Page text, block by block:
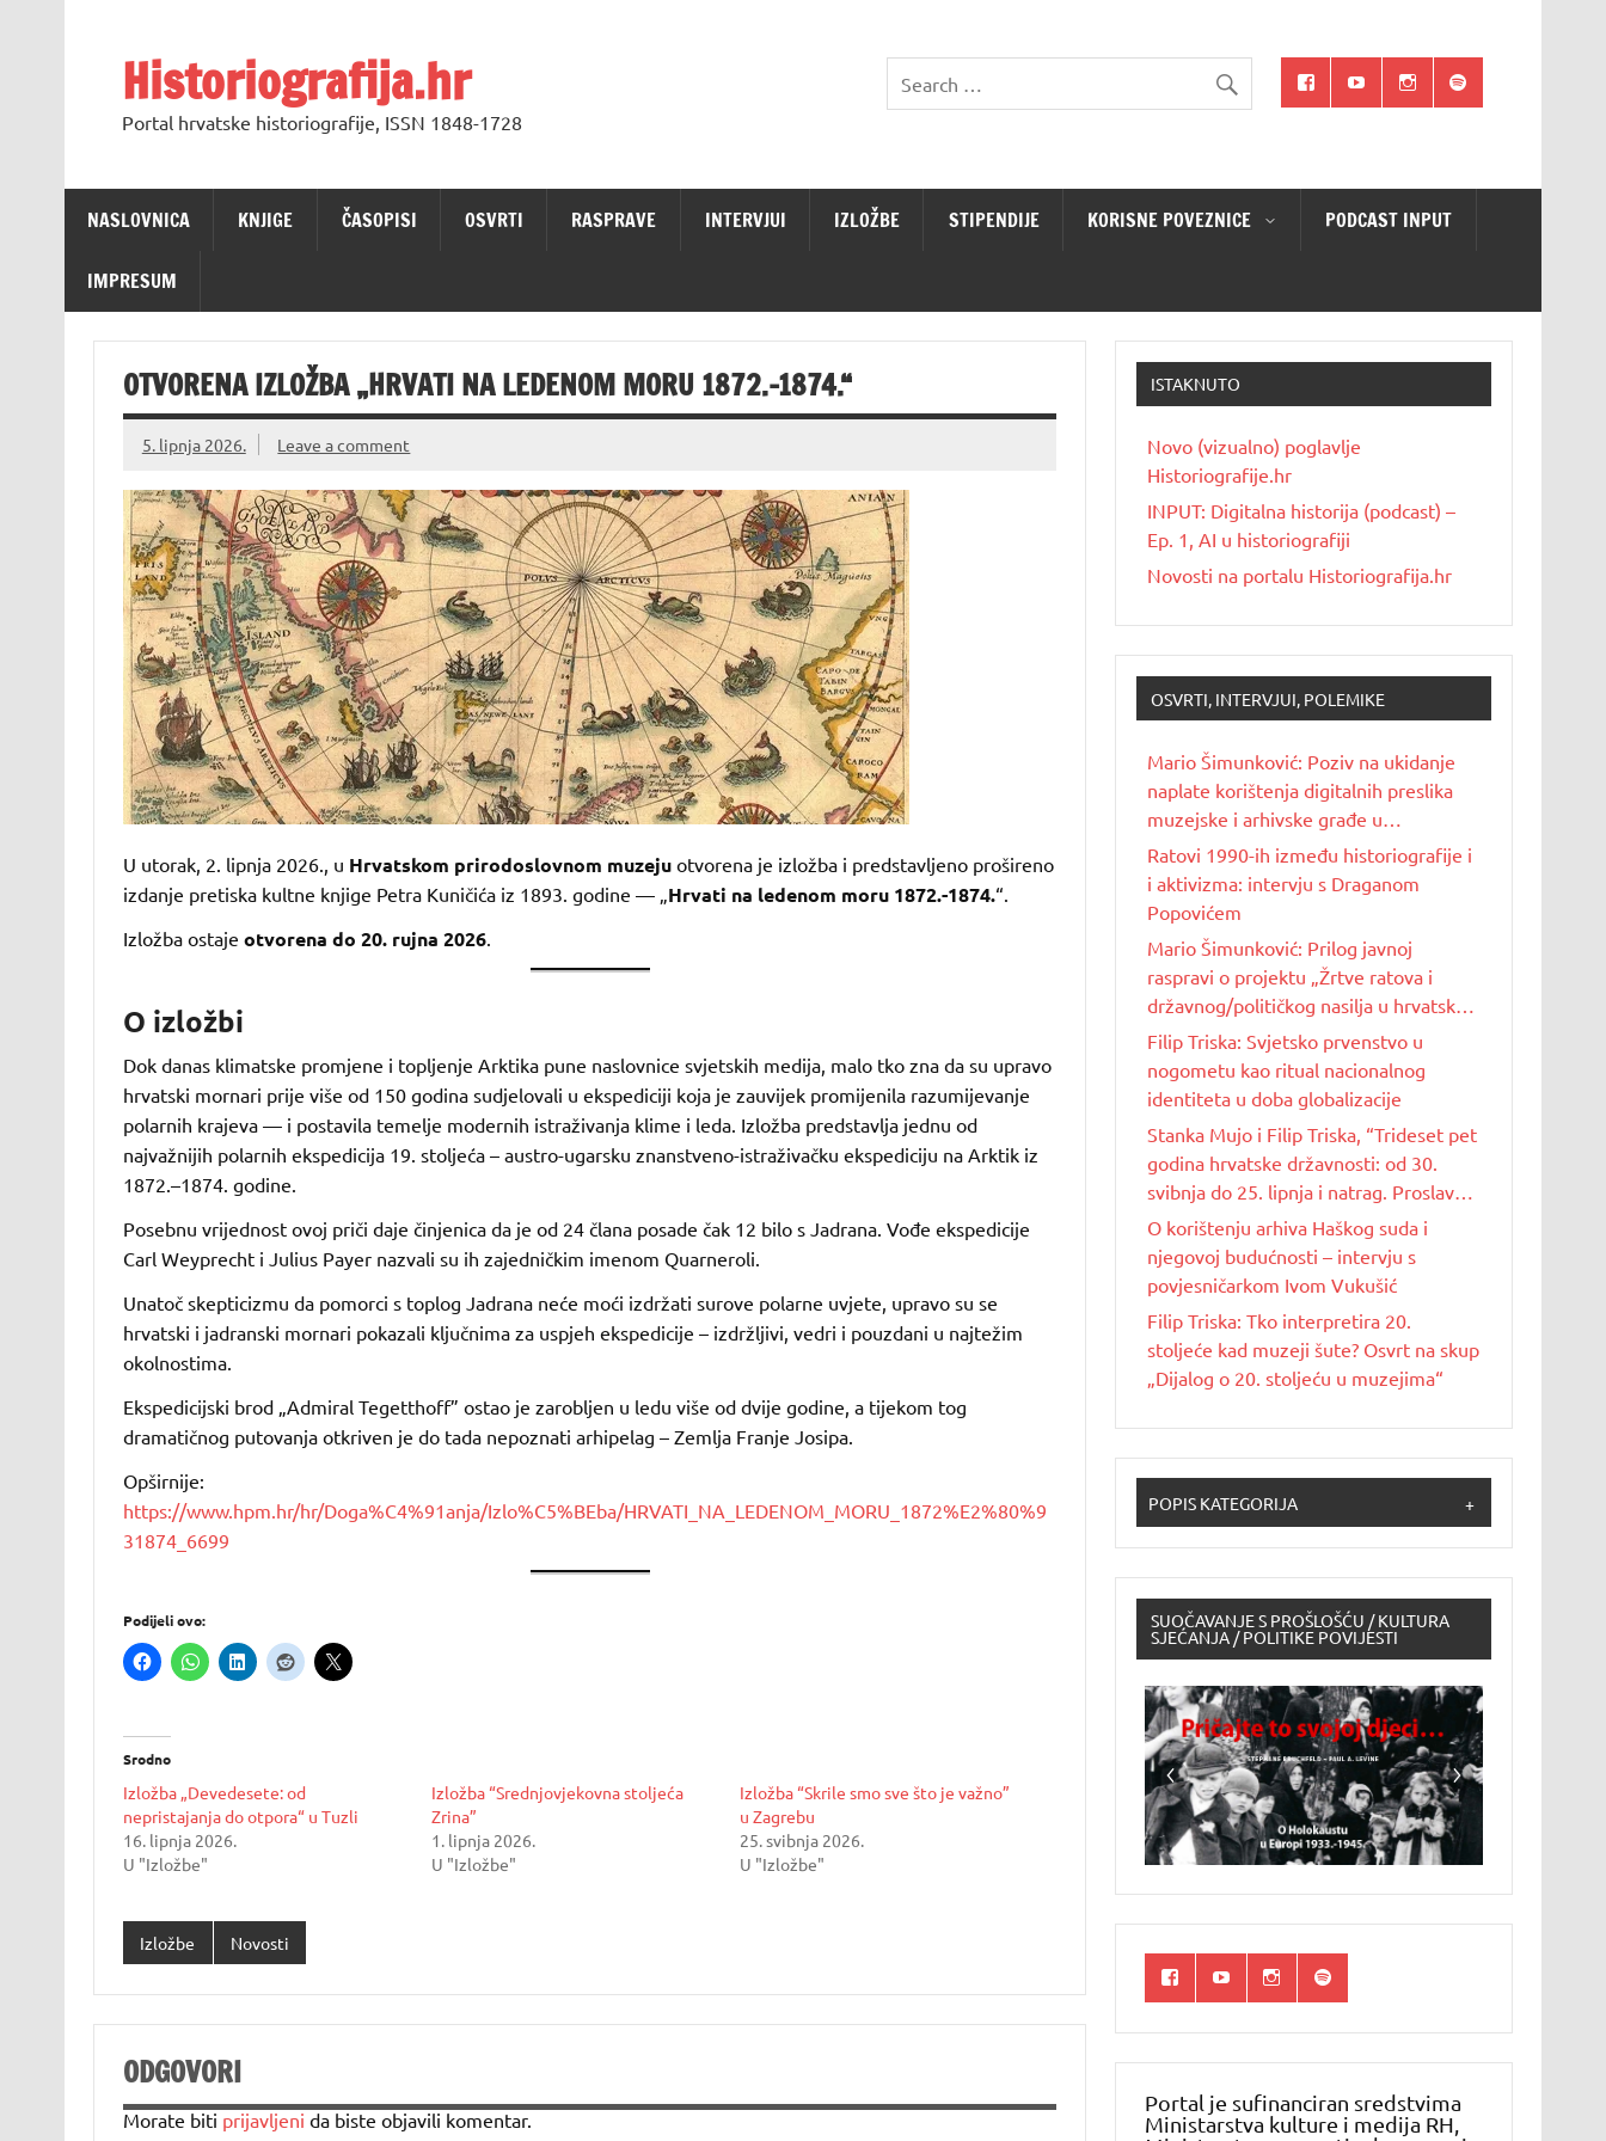
Historiografija.hr
Portal hrvatske historiografije, ISSN 1848-1728
NASLOVNICA KNJIGE ČASOPISI OSVRTI RASPRAVE INTERVJUI IZLOŽBE STIPENDIJE KORISNE POVEZNICE PODCAST INPUT
IMPRESUM
OTVORENA IZLOŽBA „HRVATI NA LEDENOM MORU 1872.-1874.“
5. lipnja 2026. Leave a comment
U utorak, 2. lipnja 2026., u Hrvatskom prirodoslovnom muzejuotvorena je izložba i predstavljeno prošireno
izdanje pretiska kultne knjige Petra Kuničića iz 1893. godine — „Hrvati na ledenom moru 1872.-1874.“.
Izložba ostaje otvorena do 20. rujna 2026.
O izložbi
Dok danas klimatske promjene i topljenje Arktika pune naslovnice svjetskih medija, malo tko zna da su upravo
hrvatski mornari prije više od 150 godina sudjelovali u ekspediciji koja je zauvijek promijenila razumijevanje
polarnih krajeva — i postavila temelje modernih istraživanja klime i leda. Izložba predstavlja jednu od
najvažnijih polarnih ekspedicija 19. stoljeća – austro-ugarsku znanstveno-istraživačku ekspediciju na Arktik iz
1872.–1874. godine.
Posebnu vrijednost ovoj priči daje činjenica da je od 24 člana posade čak 12 bilo s Jadrana. Vođe ekspedicije
Carl Weyprecht i Julius Payer nazvali su ih zajedničkim imenom Quarneroli.
Unatoč skepticizmu da pomorci s toplog Jadrana neće moći izdržati surove polarne uvjete, upravo su se
hrvatski i jadranski mornari pokazali ključnima za uspjeh ekspedicije – izdržljivi, vedri i pouzdani u najtežim
okolnostima.
Ekspedicijski brod „Admiral Tegetthoff” ostao je zarobljen u ledu više od dvije godine, a tijekom tog
dramatičnog putovanja otkriven je do tada nepoznati arhipelag – Zemlja Franje Josipa.
Opširnije:
https://www.hpm.hr/hr/Doga%C4%91anja/Izlo%C5%BEba/HRVATI_NA_LEDENOM_MORU_1872%E2%80%9
31874_6699
Podijeli ovo:
Srodno
Izložba „Devedesete: od
nepristajanja do otpora“ u Tuzli
16. lipnja 2026.
U "Izložbe"
Izložba “Srednjovjekovna stoljeća
Zrina”
1. lipnja 2026.
U "Izložbe"
Izložba “Skrile smo sve što je važno”
u Zagrebu
25. svibnja 2026.
U "Izložbe"
Izložbe Novosti
ODGOVORI
Morate biti prijavljeni da biste objavili komentar.
ISTAKNUTO
Novo (vizualno) poglavlje
Historiografije.hr
INPUT: Digitalna historija (podcast) –
Ep. 1, AI u historiografiji
Novosti na portalu Historiografija.hr
OSVRTI, INTERVJUI, POLEMIKE
Mario Šimunković: Poziv na ukidanje
naplate korištenja digitalnih preslika
muzejske i arhivske građe u
nekomercijalne svrhe
Ratovi 1990-ih između historiografije i
i aktivizma: intervju s Draganom
Popovićem
Mario Šimunković: Prilog javnoj
raspravi o projektu „Žrtve ratova i
državnog/političkog nasilja u hrvatskoj
povijesti 20. stoljeća“
Filip Triska: Svjetsko prvenstvo u
nogometu kao ritual nacionalnog
identiteta u doba globalizacije
Stanka Mujo i Filip Triska, “Trideset pet
godina hrvatske državnosti: od 30.
svibnja do 25. lipnja i natrag. Proslave
Dana državnosti u Republici Hrvatskoj
od 1990. do 2025. godine”
O korištenju arhiva Haškog suda i
njegovoj budućnosti – intervju s
povjesničarkom Ivom Vukušić
Filip Triska: Tko interpretira 20.
stoljeće kad muzeji šute? Osvrt na skup
„Dijalog o 20. stoljeću u muzejima“
POPIS KATEGORIJA +
SUOČAVANJE S PROŠLOŠĆU / KULTURA
SJEĆANJA / POLITIKE POVIJESTI
Portal je sufinanciran sredstvima
Ministarstva kulture i medija RH,